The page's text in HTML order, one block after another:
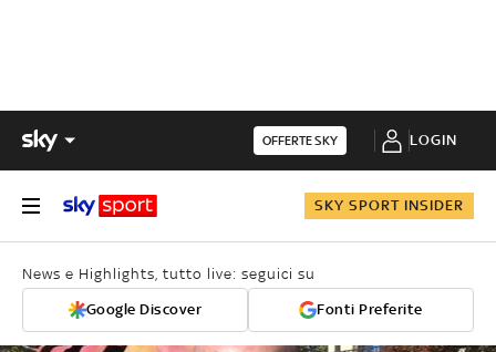
OFFERTE SKY LOGIN
SKY SPORT INSIDER
News e Highlights, tutto live: seguici su
Google Discover Fonti Preferite